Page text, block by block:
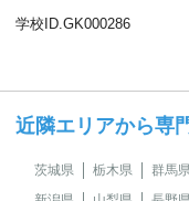
学校ID.GK000286
近隣エリアから専
茨城県 栃木県 群馬